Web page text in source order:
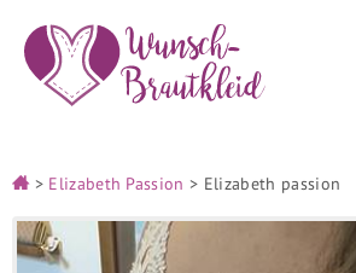
> Elizabeth Passion > Elizabeth passion